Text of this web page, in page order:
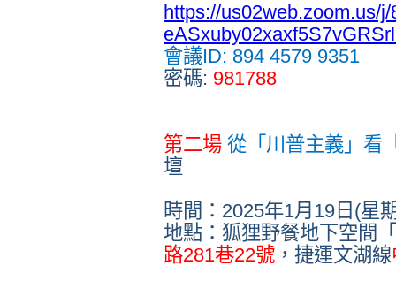
https://us02web.zoom.us/
會議ID: 894 4579 9351
密碼: 981788
第二場 從「川普主義」看
壇
時間： 2025年1月 19 日 (星
地點：狐狸野餐地下空間
路281巷22號 ，捷運文湖線